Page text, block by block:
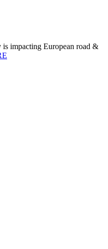
impacting European road &